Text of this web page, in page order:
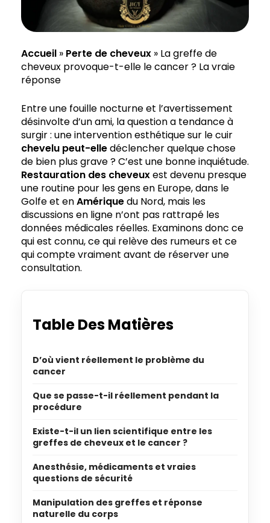
Accueil » Perte de cheveux » La greffe de
cheveux provoque-t-elle le cancer ? La vraie
réponse
Entre une fouille nocturne et l’avertissement
désinvolte d’un ami, la question a tendance à
surgir : une intervention esthétique sur le cuir
chevelu peut-elledéclencher quelque chose
de bien plus grave ? C’est une bonne inquiétude.
Restauration des cheveuxest devenu presque
une routine pour les gens en Europe, dans le
Golfe et enAmériquedu Nord, mais les
discussions en ligne n’ont pas rattrapé les
données médicales réelles. Examinons donc ce
qui est connu, ce qui relève des rumeurs et ce
qui compte vraiment avant de réserver une
consultation.
Table Des Matières
D’où vient réellement le problème du
cancer
Que se passe-t-il réellement pendant la
procédure
Existe-t-il un lien scientifique entre les
greffes de cheveux et le cancer ?
Anesthésie, médicaments et vraies
questions de sécurité
Manipulation des greffes et réponse
naturelle du corps